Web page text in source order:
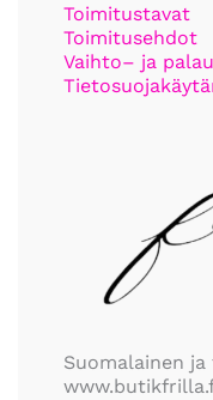
Toimitustavat
Toimitusehdot
Vaihto– ja
Suomalainen